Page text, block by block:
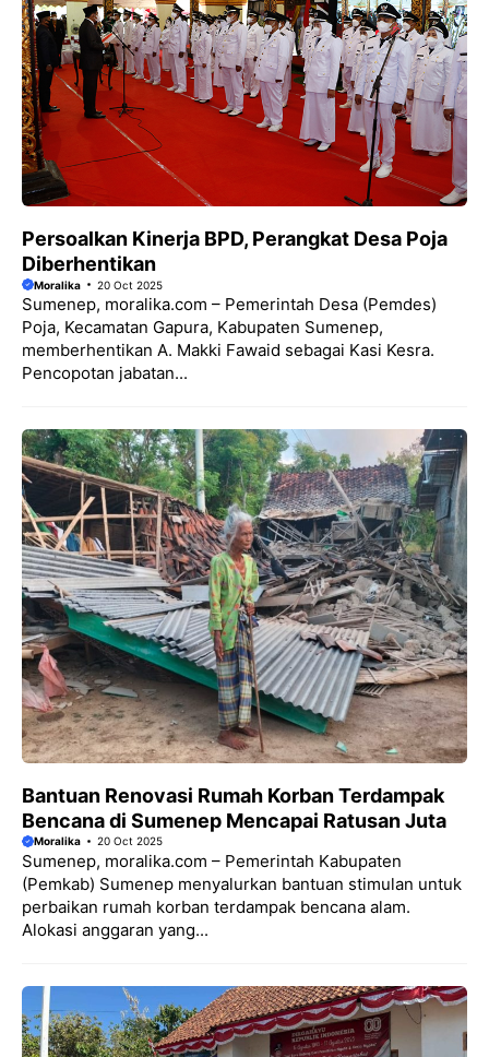
Persoalkan Kinerja BPD, Perangkat Desa Poja
Diberhentikan
Moralika 20 Oct 2025
Sumenep, moralika.com – Pemerintah Desa (Pemdes)
Poja, Kecamatan Gapura, Kabupaten Sumenep,
memberhentikan A. Makki Fawaid sebagai Kasi Kesra.
Pencopotan jabatan...
Bantuan Renovasi Rumah Korban Terdampak
Bencana di Sumenep Mencapai Ratusan Juta
Moralika 20 Oct 2025
Sumenep, moralika.com – Pemerintah Kabupaten
(Pemkab) Sumenep menyalurkan bantuan stimulan untuk
perbaikan rumah korban terdampak bencana alam.
Alokasi anggaran yang...